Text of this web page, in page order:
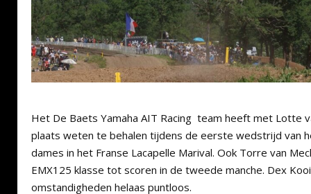
Het De Baets Yamaha AIT Racing team heeft met Lotte
plaats weten te behalen tijdens de eerste wedstrijd van
dames in het Franse Lacapelle Marival. Ook Torre van
EMX125 klasse tot scoren in de tweede manche. Dex
omstandigheden helaas puntloos.